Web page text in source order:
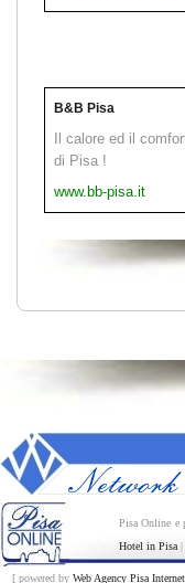
B&B Pisa
Il calore ed il
di Pisa !
www.bb-pisa.it
Pisa Online
Hotel in Pisa |
[ powered by Web Agency Pisa